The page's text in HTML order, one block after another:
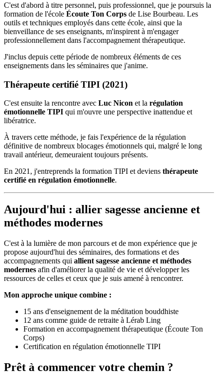
C'est d'abord à titre personnel, puis professionnel, que je poursuis la
formation de l'école Écoute Ton Corps de Lise Bourbeau. Les
outils et techniques employés dans cette école, ainsi que la
bienveillance de ses enseignants, m'inspirent à m'engager
professionnellement dans l'accompagnement thérapeutique.
J'inclus depuis cette période de nombreux éléments de ces
enseignements dans les séminaires que j'anime.
Thérapeute certifié TIPI (2021)
C'est ensuite la rencontre avec Luc Nicon et la régulation
émotionnelle TIPI qui m'ouvre une perspective inattendue et
libératrice.
À travers cette méthode, je fais l'expérience de la régulation
définitive de nombreux blocages émotionnels qui, malgré le long
travail antérieur, demeuraient toujours présents.
En 2021, j'entreprends la formation TIPI et deviens thérapeute
certifié en régulation émotionnelle.
Aujourd'hui : allier sagesse ancienne et
méthodes modernes
C'est à la lumière de mon parcours et de mon expérience que je
propose aujourd'hui des séminaires, des formations et des
accompagnements qui allient sagesse ancienne et méthodes
modernes afin d'améliorer la qualité de vie et développer les
ressources de celles et ceux que je suis amené à rencontrer.
Mon approche unique combine :
15 ans d'enseignement de la méditation bouddhiste
12 ans comme guide de retraite à Lérab Ling
Formation en accompagnement thérapeutique (Écoute Ton
Corps)
Certification en régulation émotionnelle TIPI
Prêt à commencer votre chemin ?